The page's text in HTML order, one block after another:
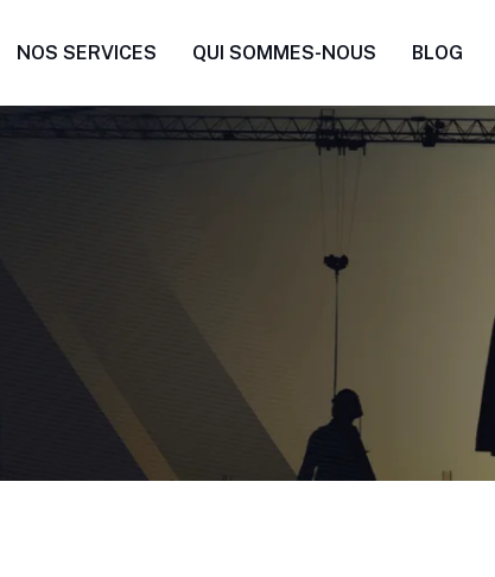
NOS SERVICES QUI SOMMES-NOUS BLOG